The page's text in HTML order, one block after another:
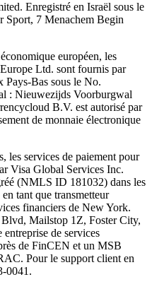
Enregistré en Israël sous le
Sport, 7 Menachem Begin
européen, les
Ltd. sont fournis par
Bas sous le No.
: Nieuwezijds Voorburgwal
B.V. est autorisé par
de monnaie électronique
les services de paiement pour
Visa Global Services Inc.
(NMLS ID 181032) dans les
tant que transmetteur
financiers de New York.
Mailstop 1Z, Foster City,
de services
de FinCEN et un MSB
Pour le support client en
0041.